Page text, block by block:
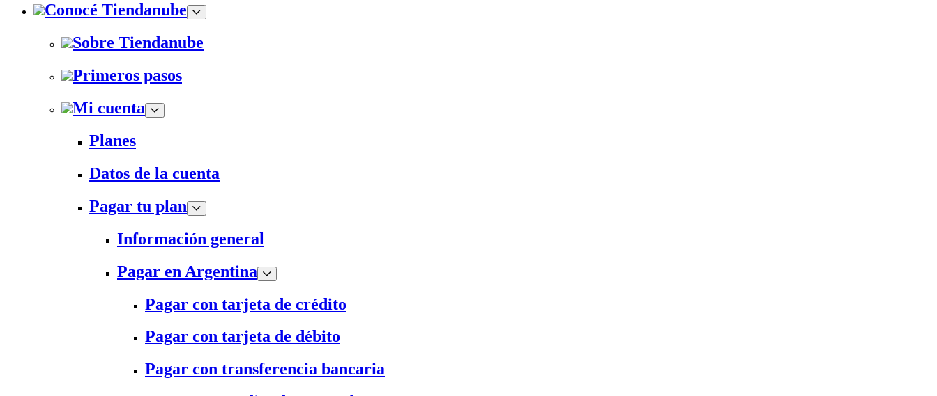
Conocé Tiendanube
Sobre Tiendanube
Primeros pasos
Mi cuenta
Planes
Datos de la cuenta
Pagar tu plan
Información general
Pagar en Argentina
Pagar con tarjeta de crédito
Pagar con tarjeta de débito
Pagar con transferencia bancaria